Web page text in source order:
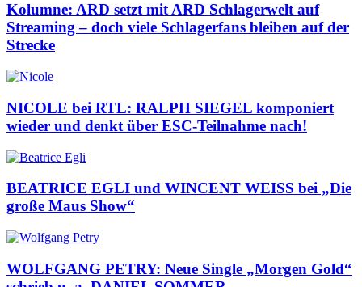
Kolumne: ARD setzt mit ARD Schlagerwelt auf
Streaming – doch viele Schlagerfans bleiben auf der
Strecke
NICOLE bei RTL: RALPH SIEGEL komponiert
wieder und denkt über ESC-Teilnahme nach!
BEATRICE EGLI und WINCENT WEISS bei „Die
große Maus Show“
WOLFGANG PETRY: Neue Single „Morgen Gold“